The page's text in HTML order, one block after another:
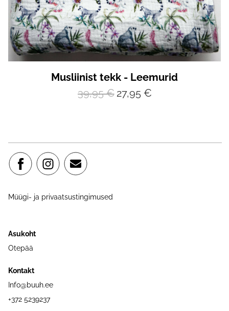
Musliinist tekk - Leemurid
39,95 € 27,95 €
Müügi- ja privaatsustingimused
Asukoht
Otepää
Kontakt
Info@buuh.ee
+372 5239237